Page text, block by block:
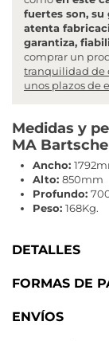
fuertes son, su
atenta
garantiza,
comprar un
tranquilidad de
unos plazos de
Medidas y
MA
Ancho:
Alto: 850mm
Profundo:
Peso: 168Kg.
DETALLES
FORMAS DE
ENVÍOS